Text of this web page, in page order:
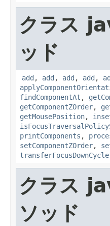
クラス
ッド
add , add , add , add ,
findComponentAt ,
getComponentZOrder,
getMousePosition,
printComponents ,
setComponentZOrder,
transferFocusDownCycle
クラス
ソッド